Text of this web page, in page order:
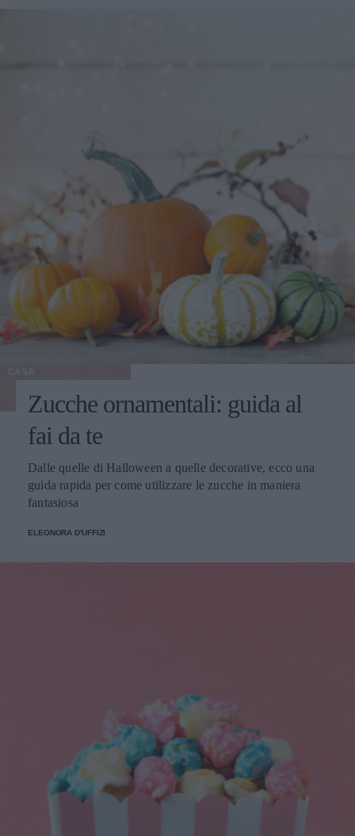
Zucche ornamentali: guida al
fai da te
Dalle quelle di Halloween a quelle decorative, ecco una
guida rapida per come utilizzare le zucche in maniera
fantasiosa
ELEONORA D'UFFIZI